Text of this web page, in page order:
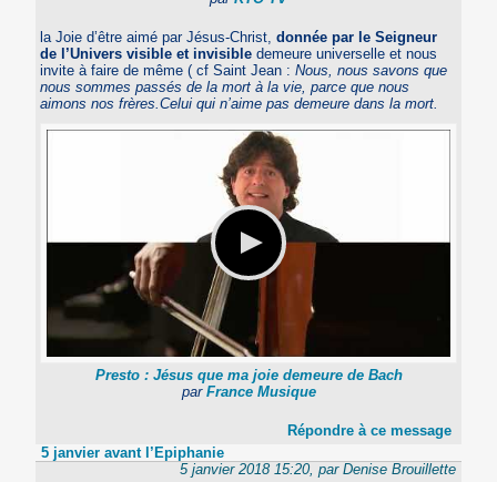
la Joie d’être aimé par Jésus-Christ,donnée par le Seigneur
de l’Univers visible et invisibledemeure universelle et nous
invite à faire de même ( cf Saint Jean :Nous, nous savons que
nous sommes passés de la mort à la vie, parce que nous
aimons nos frères.Celui qui n’aime pas demeure dans la mort.
Presto : Jésus que ma joie demeure de Bach
par France Musique
Répondre à ce message
5 janvier avant l’Epiphanie
5 janvier 2018 15:20, par Denise Brouillette